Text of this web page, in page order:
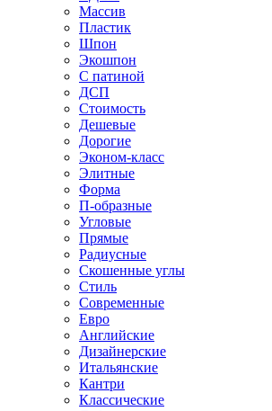
Массив
Пластик
Шпон
Экошпон
С патиной
ДСП
Стоимость
Дешевые
Дорогие
Эконом-класс
Элитные
Форма
П-образные
Угловые
Прямые
Радиусные
Скошенные углы
Стиль
Современные
Евро
Английские
Дизайнерские
Итальянские
Кантри
Классические